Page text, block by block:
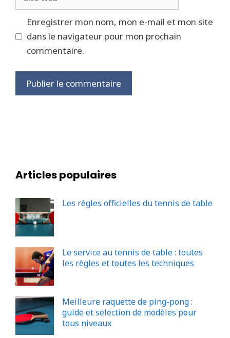
web
Enregistrer mon nom, mon e-mail et mon site
dans le navigateur pour mon prochain
commentaire.
Articles populaires
Les règles officielles du tennis de table
Le service au tennis de table : toutes
les règles et toutes les techniques
Meilleure raquette de ping-pong :
guide et selection de modèles pour
tous niveaux